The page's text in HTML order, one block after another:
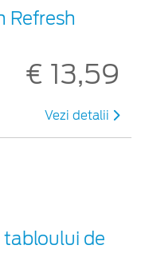
Refresh
€ 13,59
Vezi detalii
tabloului de